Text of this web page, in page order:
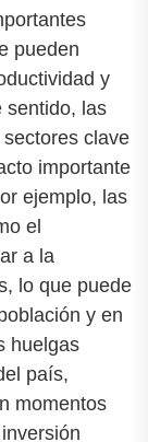
pueden
y
sentido, las
clave
importante
ejemplo, las
el
a la
lo que puede
y en
huelgas
país,
momentos